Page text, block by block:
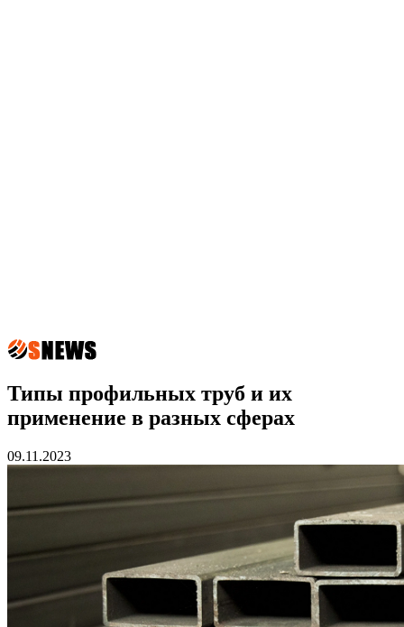
Типы профильных труб и их
применение в разных сферах
09.11.2023